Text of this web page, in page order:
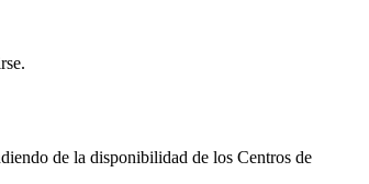
de la disponibilidad de los Centros de